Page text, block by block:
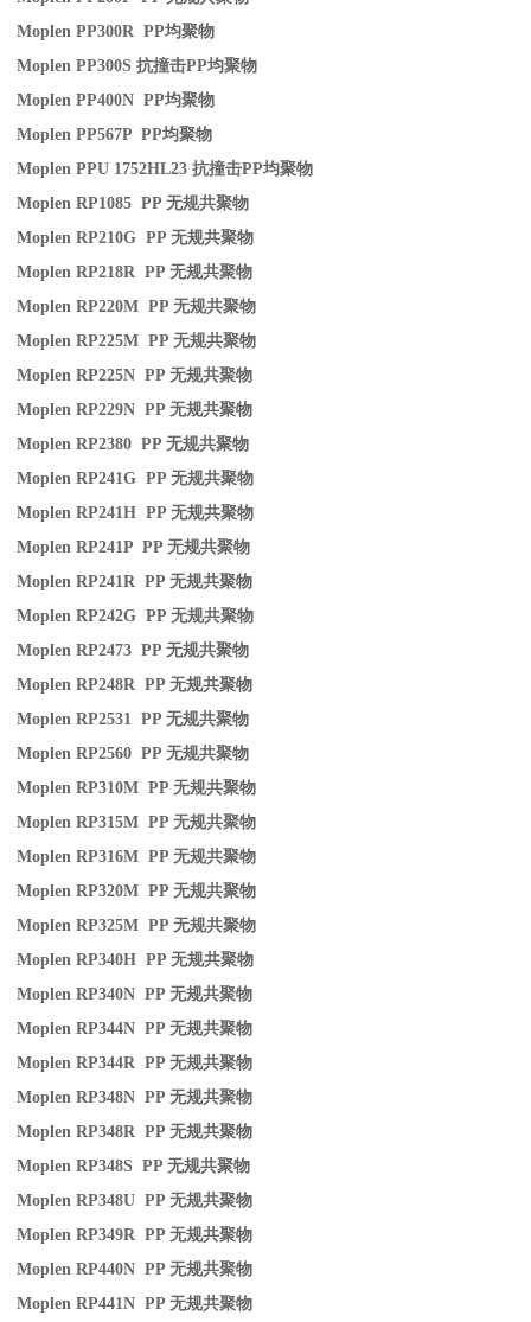
Moplen PP300R PP均聚物
Moplen PP300S抗撞击PP均聚物
Moplen PP400N PP均聚物
Moplen PP567P PP均聚物
Moplen PPU 1752HL23抗撞击PP均聚物
Moplen RP1085 PP无规共聚物
Moplen RP210G PP无规共聚物
Moplen RP218R PP无规共聚物
Moplen RP220M PP无规共聚物
Moplen RP225M PP无规共聚物
Moplen RP225N PP无规共聚物
Moplen RP229N PP无规共聚物
Moplen RP2380 PP无规共聚物
Moplen RP241G PP无规共聚物
Moplen RP241H PP无规共聚物
Moplen RP241P PP无规共聚物
Moplen RP241R PP无规共聚物
Moplen RP242G PP无规共聚物
Moplen RP2473 PP无规共聚物
Moplen RP248R PP无规共聚物
Moplen RP2531 PP无规共聚物
Moplen RP2560 PP无规共聚物
Moplen RP310M PP无规共聚物
Moplen RP315M PP无规共聚物
Moplen RP316M PP无规共聚物
Moplen RP320M PP无规共聚物
Moplen RP325M PP无规共聚物
Moplen RP340H PP无规共聚物
Moplen RP340N PP无规共聚物
Moplen RP344N PP无规共聚物
Moplen RP344R PP无规共聚物
Moplen RP348N PP无规共聚物
Moplen RP348R PP无规共聚物
Moplen RP348S PP无规共聚物
Moplen RP348U PP无规共聚物
Moplen RP349R PP无规共聚物
Moplen RP440N PP无规共聚物
Moplen RP441N PP无规共聚物